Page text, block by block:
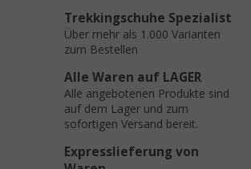
Trekkingschuhe Spezialist
Über mehr als 1.000 Varianten
zum Bestellen
Alle Waren auf LAGER
Alle angebotenen Produkte sind
auf dem Lager und zum
sofortigen Versand bereit.
Expresslieferung von